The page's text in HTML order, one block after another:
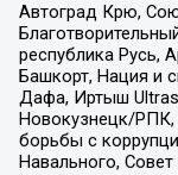
Автоград Крю,
республика Русь,
Башкорт, Нация и
Дафа, Иртыш
Новокузнецк/
борьбы с
Навального,